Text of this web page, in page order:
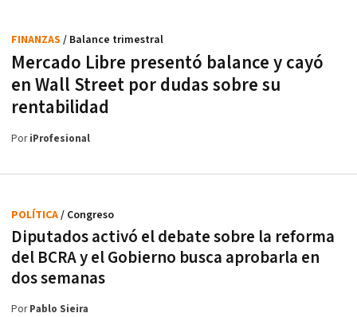
Mercado Libre presentó balance y cayó
en Wall Street por dudas sobre su
rentabilidad
FINANZAS / Balance trimestral
PoriProfesional
Diputados activó el debate sobre la reforma
del BCRA y el Gobierno busca aprobarla en
dos semanas
POLÍTICA/ Congreso
PorPablo Sieira